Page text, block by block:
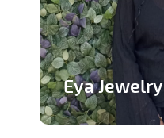
Eya Jewelry